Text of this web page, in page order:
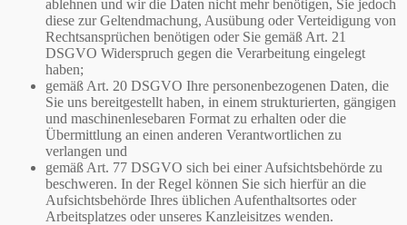
ablehnen und wir die Daten nicht mehr benötigen, Sie jedoch
diese zur Geltendmachung, Ausübung oder Verteidigung von
Rechtsansprüchen benötigen oder Sie gemäß Art. 21
DSGVO Widerspruch gegen die Verarbeitung eingelegt
haben;
gemäß Art. 20 DSGVO Ihre personenbezogenen Daten, die
Sie uns bereitgestellt haben, in einem strukturierten, gängigen
und maschinenlesebaren Format zu erhalten oder die
Übermittlung an einen anderen Verantwortlichen zu
verlangen und
gemäß Art. 77 DSGVO sich bei einer Aufsichtsbehörde zu
beschweren. In der Regel können Sie sich hierfür an die
Aufsichtsbehörde Ihres üblichen Aufenthaltsortes oder
Arbeitsplatzes oder unseres Kanzleisitzes wenden.